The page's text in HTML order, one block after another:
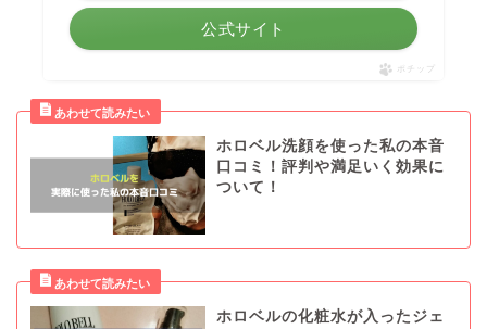
公式サイト
ポチップ
ホロベル洗顔を使った私の本音
口コミ！評判や満足いく効果に
ついて！
ホロベルの化粧水が入ったジェ